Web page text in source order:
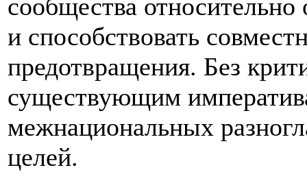
сообщества
и способствовать
предотвращения. Без
существующим
межнациональных
целей.